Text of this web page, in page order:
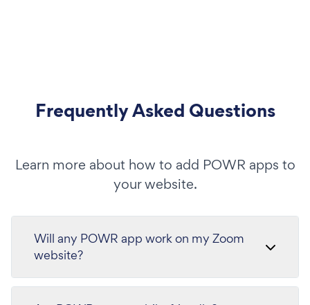
Frequently Asked Questions
Learn more about how to add POWR apps to
your website.
Will any POWR app work on my Zoom
website?